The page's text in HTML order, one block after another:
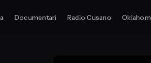
Documentari Radio Cusano